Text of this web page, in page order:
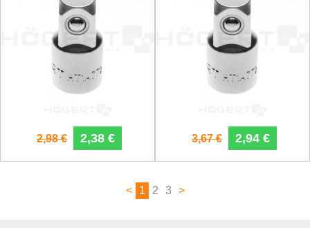
2,98 € 2,38 € 3,67 € 2,94 €
< 1 2 3 >